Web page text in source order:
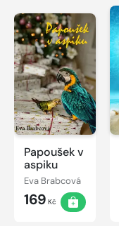
Papoušek v
aspiku
Eva Brabcová
169 Kč